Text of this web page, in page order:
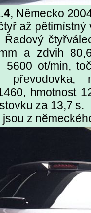
, Německo
až
Řadový
a zdvih
5600 ot/min,
hmotnost
za 13,7 s.
z